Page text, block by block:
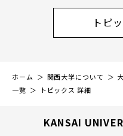
トピ
ホーム 関西大学について
一覧
トピックス 詳細
KANSAI